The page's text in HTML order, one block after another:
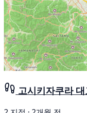
고시키자쿠라